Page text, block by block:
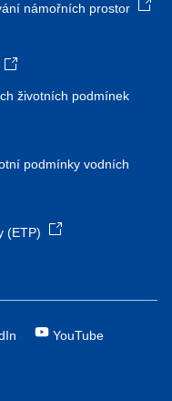
námořních prostor
životních podmínek
podmínky vodních
(ETP)
YouTube